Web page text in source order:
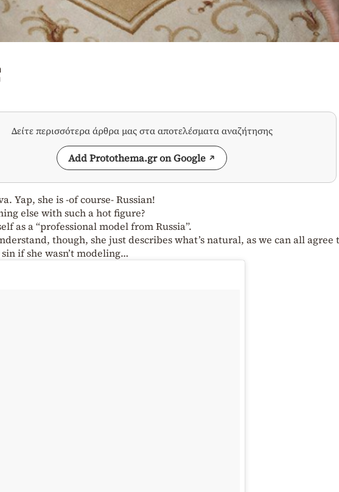
Δείτε περισσότερα άρθρα μας στα αποτελέσματα αναζήτησης
Add Protothema.gr on Google
Yap, she is -of course- Russian!
else with such a hot figure?
as a “professional model from Russia”.
though, she just describes what’s natural, as we can all agree
if she wasn’t modeling…